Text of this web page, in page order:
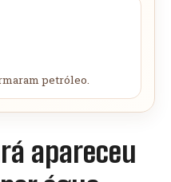
petróleo.
apareceu